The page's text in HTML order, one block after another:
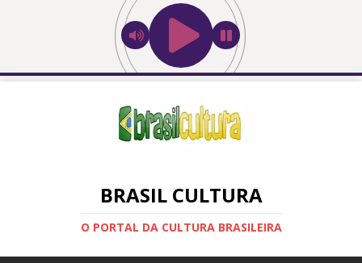
BRASIL CULTURA
O PORTAL DA CULTURA BRASILEIRA